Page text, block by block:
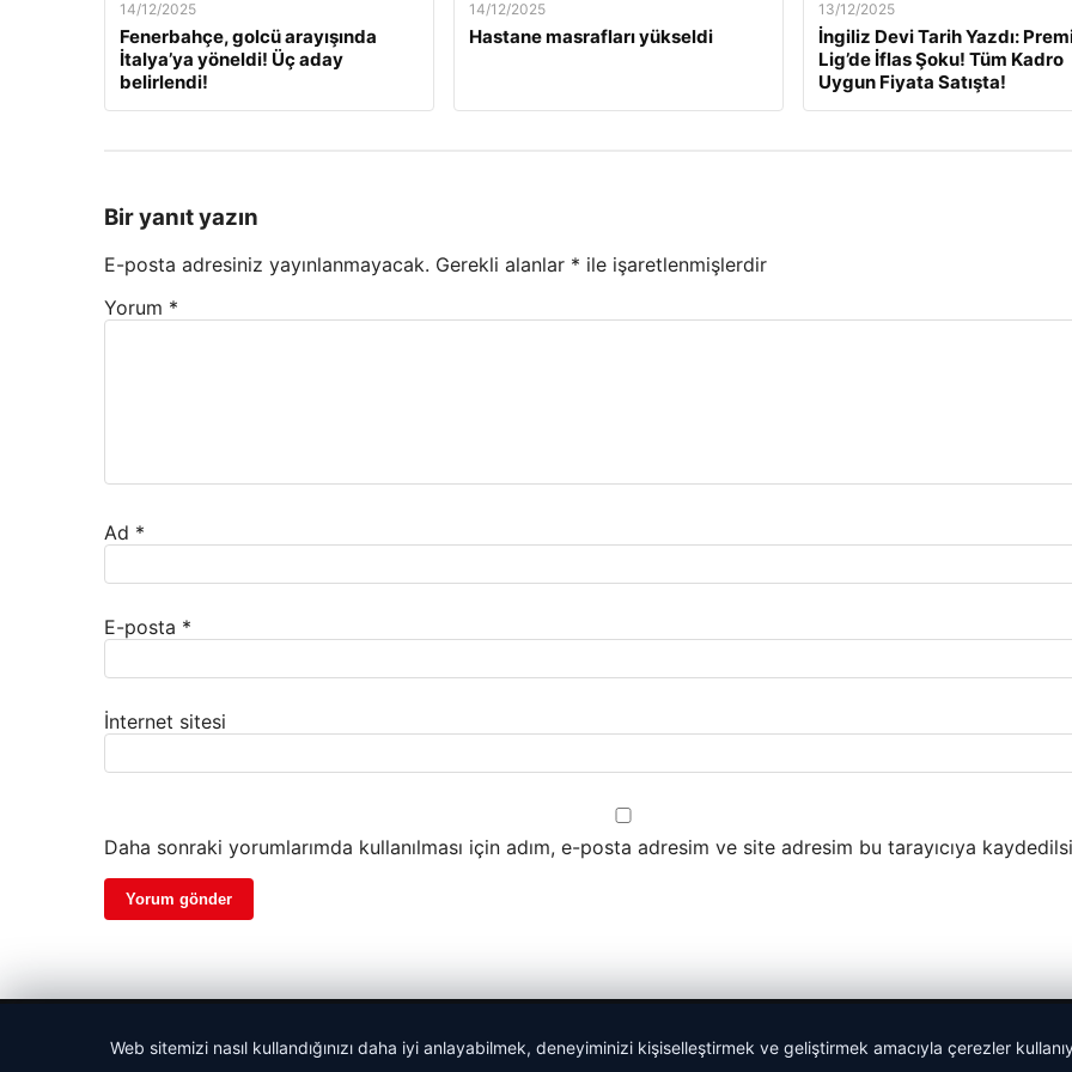
14/12/2025
Fenerbahçe, golcü arayışında
İtalya’ya yöneldi! Üç aday
belirlendi!
14/12/2025
Hastane masrafları yükseldi
13/12/2025
İngiliz Devi Tarih Yazdı:
Lig’de İflas Şoku! Tüm Kadro
Uygun Fiyata Satışta!
Bir yanıt yazın
E-posta adresiniz yayınlanmayacak. Gerekli alanlar * ile işaretlenmişlerdir
Yorum *
Ad *
E-posta *
İnternet sitesi
Daha sonraki yorumlarımda kullanılması için adım, e-posta adresim ve site adresim bu tarayıcıya
Web sitemizi nasıl kullandığınızı daha iyi anlayabilmek, deneyiminizi kişiselleştirmek ve geliştirmek amacıyla çerezler